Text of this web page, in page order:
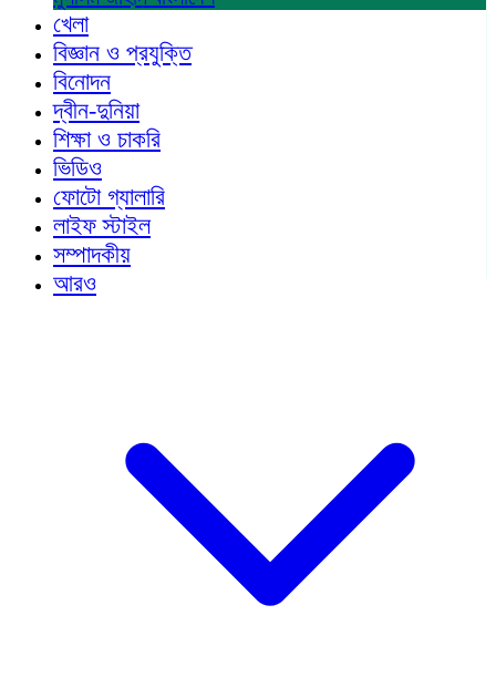
খেলা
বিজ্ঞান ও প্রযুক্তি
বিনোদন
দ্বীন-দুনিয়া
শিক্ষা ও চাকরি
ভিডিও
ফোটো গ্যালারি
লাইফ স্টাইল
সম্পাদকীয়
আরও